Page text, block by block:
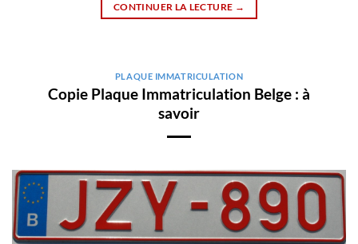
CONTINUER LA LECTURE →
PLAQUE IMMATRICULATION
Copie Plaque Immatriculation Belge : à
savoir